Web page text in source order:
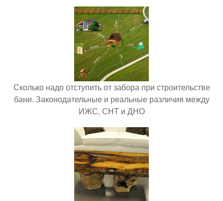
Сколько надо отступить от забора при строительстве
бани. Законодательные и реальные различия между
ИЖС, СНТ и ДНО